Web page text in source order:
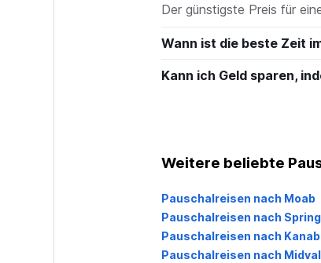
Der günstigste Preis für
Wann ist die beste Zeit
Kann ich Geld sparen,
Weitere beliebte
Pauschalreisen nach Moab
Pauschalreisen nach
Pauschalreisen nach Kanab
Pauschalreisen nach